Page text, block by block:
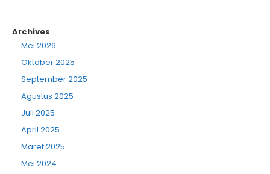
Archives
Mei 2026
Oktober 2025
September 2025
Agustus 2025
Juli 2025
April 2025
Maret 2025
Mei 2024